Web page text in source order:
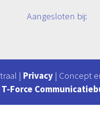
Aangesloten bij:
| Privacy | Concept
T-Force